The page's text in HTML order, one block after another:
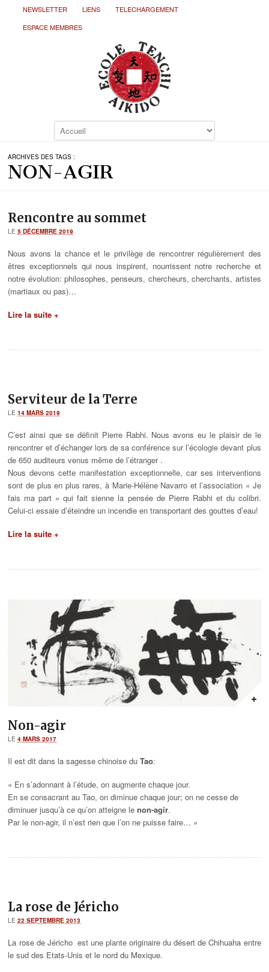
NEWSLETTER LiENS
TELECHARGEMENT
ESPACE MEMBRES
ARCHIVES DES TAGS :
NON-AGIR
Rencontre au sommet
LE5 DÉCEMBRE 2019
Nous avons la chance et le privilège de rencontrer régulièrement des
êtres exceptionnels qui nous inspirent, nourrissent notre recherche et
notre évolution: philosophes, penseurs, chercheurs, cherchants, artistes
(martiaux ou pas)…
Lire la suite +
Serviteur de la Terre
LE14 MARS 2019
C’est ainsi que se définit Pierre Rabhi. Nous avons eu le plaisir de le
rencontrer et d’échanger lors de sa conférence sur l’écologie devant plus
de 650 auditeurs venus même de l’étranger .
Nous devons cette manifestation exceptionnelle, car ses interventions
sont de plus en plus rares, à Marie-Hélène Navarro et l’association « Je
fais ma part » qui fait sienne la pensée de Pierre Rabhi et du colibri.
Celui-ci essaie d’éteindre un incendie en transportant des gouttes d’eau!
Lire la suite +
Non-agir
LE4 MARS 2017
Il est dit dans la sagesse chinoise duTao:
« En s’adonnant à l’étude, on augmente chaque jour.
En se consacrant au Tao, on diminue chaque jour; on ne cesse de
diminuer jusqu’à ce qu’on atteigne lenon-agir.
Par le non-agir, il n’est rien que l’on ne puisse faire… »
La rose de Jéricho
LE22 SEPTEMBRE 2013
La rose de Jéricho est une plante originaire du désert de Chihuaha entre
le sud des Etats-Unis et le nord du Mexique.